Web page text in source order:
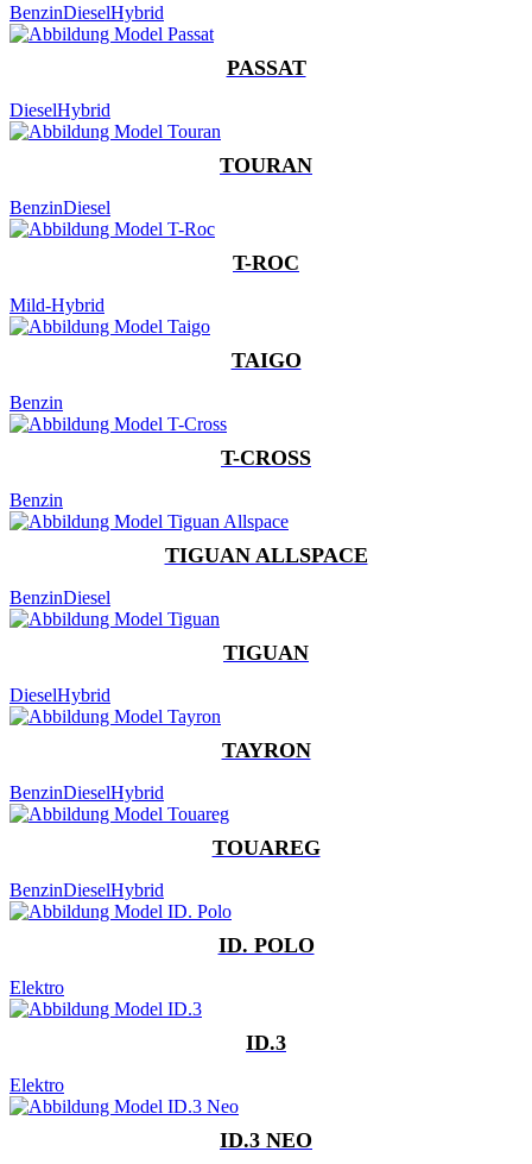
BenzinDieselHybrid
PASSAT
DieselHybrid
TOURAN
BenzinDiesel
T-ROC
Mild-Hybrid
TAIGO
Benzin
T-CROSS
Benzin
TIGUAN ALLSPACE
BenzinDiesel
TIGUAN
DieselHybrid
TAYRON
BenzinDieselHybrid
TOUAREG
BenzinDieselHybrid
ID. POLO
Elektro
ID.3
Elektro
ID.3 NEO